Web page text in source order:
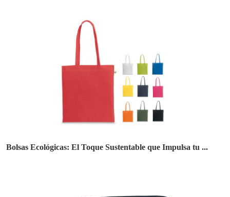
Bolsas Ecológicas: El Toque Sustentable que Impulsa tu ...